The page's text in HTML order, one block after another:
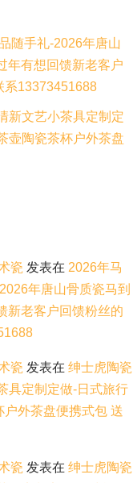
随手礼-2026年唐山
年有想回馈新老客户
系13373451688
新文艺小茶具定制定
壶陶瓷茶杯户外茶盘
瓷 发表在 2026年马
年唐山骨质瓷马到
新老客户回馈粉丝的
瓷 发表在 绅士虎陶瓷
具定制定做-日式旅行
外茶盘便携式包 送
瓷 发表在 绅士虎陶瓷